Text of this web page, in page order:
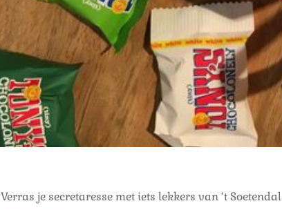
Verras je secretaresse met iets lekkers van ‘t Soetendal